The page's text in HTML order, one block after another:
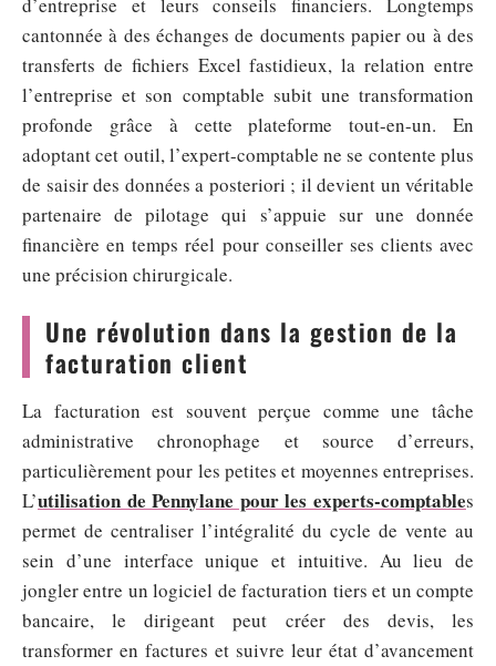
cantonnée à des échanges de documents papier ou à des
transferts de fichiers Excel fastidieux, la relation entre
l’entreprise et son comptable subit une transformation
profonde grâce à cette plateforme tout-en-un. En
adoptant cet outil, l’expert-comptable ne se contente plus
de saisir des données a posteriori ; il devient un véritable
partenaire de pilotage qui s’appuie sur une donnée
financière en temps réel pour conseiller ses clients avec
une précision chirurgicale.
Une révolution dans la gestion de la
facturation client
La facturation est souvent perçue comme une tâche
administrative chronophage et source d’erreurs,
particulièrement pour les petites et moyennes entreprises.
L’utilisation de Pennylane pour les experts-comptables
permet de centraliser l’intégralité du cycle de vente au
sein d’une interface unique et intuitive. Au lieu de
jongler entre un logiciel de facturation tiers et un compte
bancaire, le dirigeant peut créer des devis, les
transformer en factures et suivre leur état d’avancement